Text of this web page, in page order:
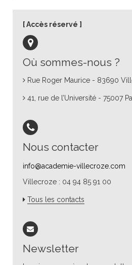
Où sommes-nous ?
Rue Roger Maurice - 83690
41, rue de l’Université - 75007
Nous contacter
info@academie-villecroze.com
Villecroze : 04 94 85 91 00
Tous les contacts
Newsletter
Accès réservé